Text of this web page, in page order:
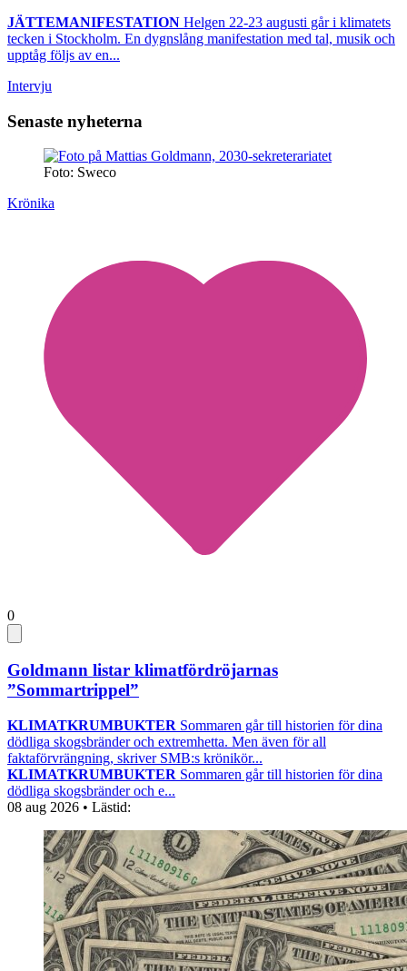
JÄTTEMANIFESTATION Helgen 22-23 augusti går i klimatets
tecken i Stockholm. En dygnslång manifestation med tal, musik och
upptåg följs av en...
Intervju
Senaste nyheterna
Foto: Sweco
Krönika
0
Goldmann listar klimatfördröjarnas
”Sommartrippel”
KLIMATKRUMBUKTER Sommaren går till historien för dina
dödliga skogsbränder och extremhetta. Men även för all
faktaförvrängning, skriver SMB:s krönikör...
KLIMATKRUMBUKTER Sommaren går till historien för dina
dödliga skogsbränder och e...
08 aug 2026 • Lästid: